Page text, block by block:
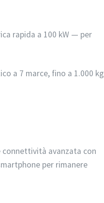
rapida a 100 kW — per
a 7 marce, fino a 1.000 kg
connettività avanzata con
per rimanere